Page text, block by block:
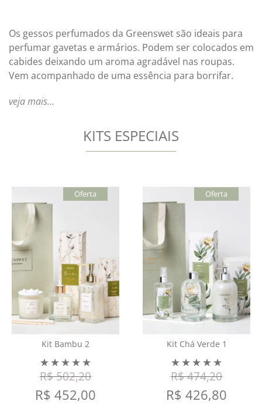
Os gessos perfumados da Greenswet são ideais para
perfumar gavetas e armários. Podem ser colocados em
cabides deixando um aroma agradável nas roupas.
Vem acompanhado de uma essência para borrifar.
veja mais…
KITS ESPECIAIS
Oferta
Kit Bambu 2
R$502,20
R$ 452,00
Oferta
Kit Chá Verde 1
R$474,20
R$ 426,80